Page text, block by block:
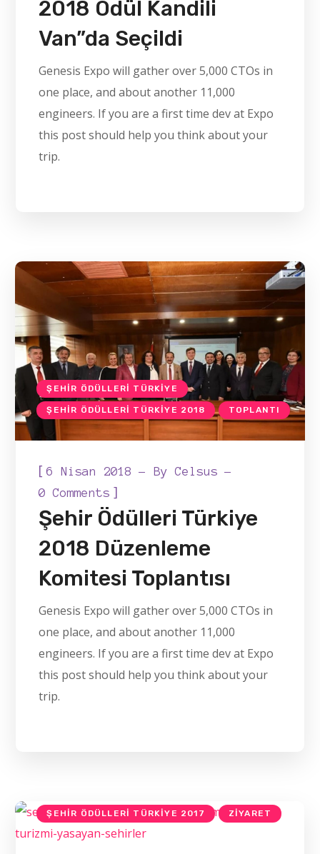
2018 Ödül Kandili
Van”da Seçildi
Genesis Expo will gather over 5,000 CTOs in
one place, and about another 11,000
engineers. If you are a first time dev at Expo
this post should help you think about your
trip.
ŞEHIR ÖDÜLLERI TÜRKIYE
ŞEHIR ÖDÜLLERI TÜRKIYE 2018 TOPLANTI
[6 Nisan 2018 ByCelsus
0 Comments ]
Şehir Ödülleri Türkiye
2018 Düzenleme
Komitesi Toplantısı
Genesis Expo will gather over 5,000 CTOs in
one place, and about another 11,000
engineers. If you are a first time dev at Expo
this post should help you think about your
trip.
ŞEHIR ÖDÜLLERI TÜRKIYE 2017 ZIYARET